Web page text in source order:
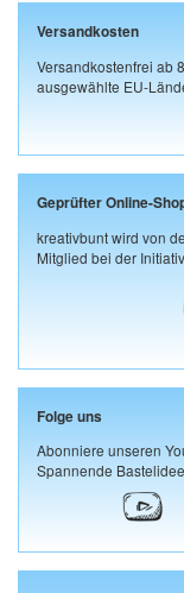
Versandkosten
Versandkostenfrei ab
ausgewählte EU-
Geprüfter Online-
kreativbunt wird von
Mitglied bei der
Folge uns
Abonniere unseren
Spannende